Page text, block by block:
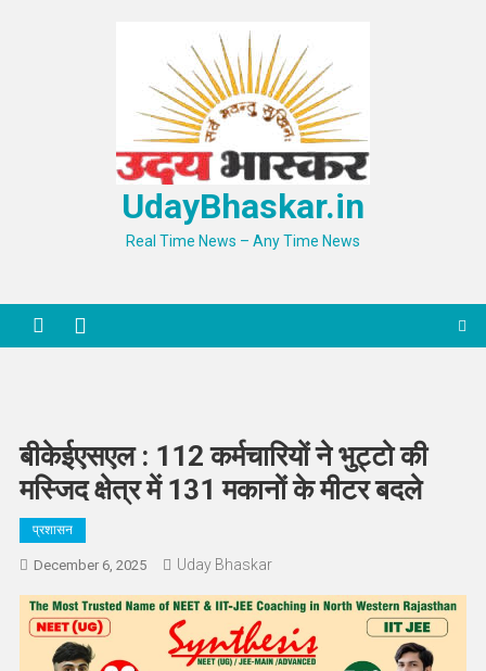
UdayBhaskar.in
Real Time News – Any Time News
बीकेईएसएल : 112 कर्मचारियों ने भुट्टो की
मस्जिद क्षेत्र में 131 मकानों के मीटर बदले
प्रशासन
December 6, 2025 Uday Bhaskar